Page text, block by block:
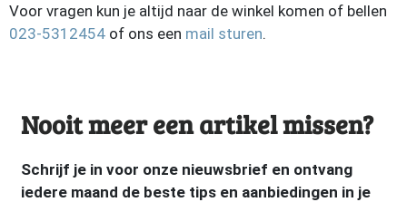
Voor vragen kun je altijd naar de winkel komen of bellen
023-5312454 of ons een mail sturen.
Nooit meer een artikel missen?
Schrijf je in voor onze nieuwsbrief en ontvang
iedere maand de beste tips en aanbiedingen in je